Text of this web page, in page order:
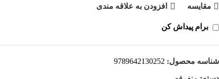
مقايسه افزودن به علاقه مندی
برام پیداش کن
شناسه محصول: 9789642130252